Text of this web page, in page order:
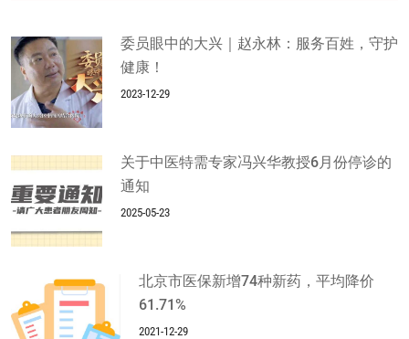
委员眼中的大兴｜赵永林：服务百姓，守护
健康！
2023-12-29
关于中医特需专家冯兴华教授6月份停诊的
通知
2025-05-23
北京市医保新增74种新药，平均降价
61.71%
2021-12-29